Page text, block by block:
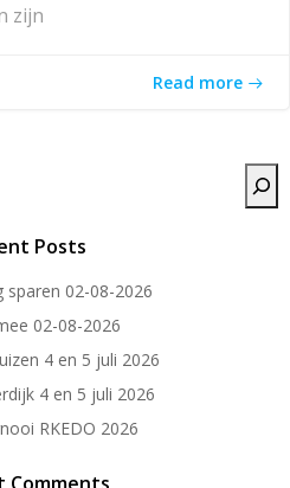
zijn
Read more
Posts
sparen 02-08-2026
02-08-2026
4 en 5 juli 2026
4 en 5 juli 2026
RKEDO 2026